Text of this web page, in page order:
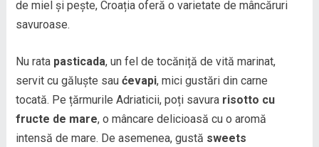
de miel și pește, Croația oferă o varietate de mâncăruri
savuroase.
Nu rata pasticada, un fel de tocăniță de vită marinat,
servit cu găluște sau ćevapi, mici gustări din carne
tocată. Pe țărmurile Adriaticii, poți savura risotto cu
fructe de mare, o mâncare delicioasă cu o aromă
intensă de mare. De asemenea, gustă sweets